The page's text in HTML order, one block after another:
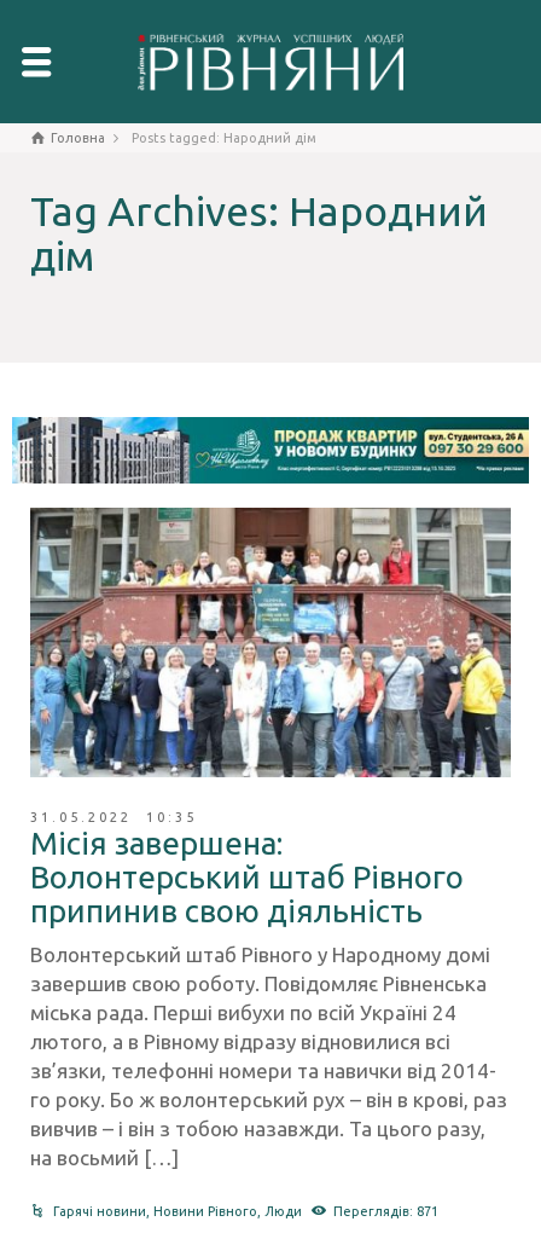
Головна Posts tagged: Народний дім
Tag Archives: Народний
дім
31.05.2022 10:35
Місія завершена:
Волонтерський штаб Рівного
припинив свою діяльність
Волонтерський штаб Рівного у Народному домі
завершив свою роботу. Повідомляє Рівненська
міська рада. Перші вибухи по всій Україні 24
лютого, а в Рівному відразу відновилися всі
зв’язки, телефонні номери та навички від 2014-
го року. Бо ж волонтерський рух – він в крові, раз
вивчив – і він з тобою назавжди. Та цього разу,
на восьмий […]
Гарячі новини Новини Рівного Люди Переглядів: 871